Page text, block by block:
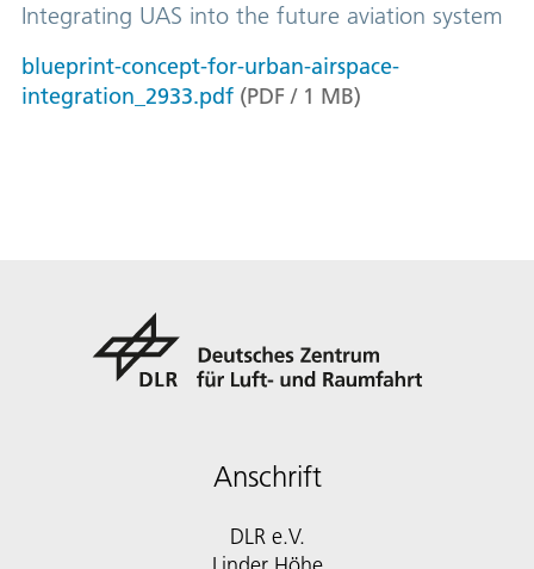
Integrating UAS into the future aviation system
blueprint-concept-for-urban-airspace-
integration_2933.pdf (PDF / 1 MB)
Anschrift
DLR e.V.